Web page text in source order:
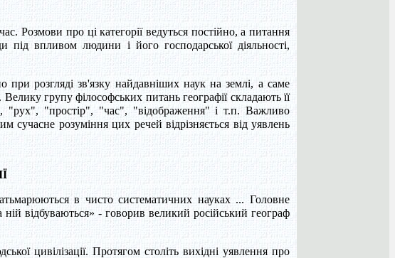
Розмови про ці категорії ведуться постійно, а питання
під впливом людини і його господарської діяльності,
при розгляді зв'язку найдавніших наук на землі, а саме
Велику групу філософських питань географії складають її
"рух", "простір", "час", "відображення" і т.п. Важливо
сучасне розуміння цих речей відрізняється від уявлень
в чисто систематичних науках ... Головне
відбуваються» - говорив великий російський географ
цивілізації. Протягом століть вихідні уявлення про